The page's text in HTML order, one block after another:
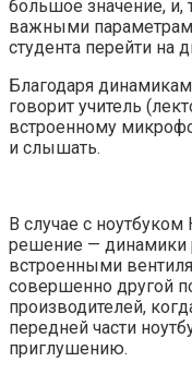
большое значение, и,
важными
студента перейти на
Благодаря
говорит учитель
встроенному
и слышать.
В случае с
решение —
встроенными
совершенно другой
производителей,
передней части
приглушению.